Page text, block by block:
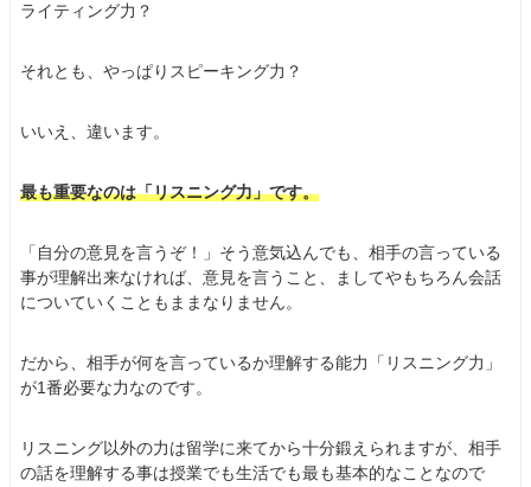
ライティング力？
それとも、やっぱりスピーキング力？
いいえ、違います。
最も重要なのは「リスニング力」です。
「自分の意見を言うぞ！」そう意気込んでも、相手の言っている
事が理解出来なければ、意見を言うこと、ましてやもちろん会話
についていくこともままなりません。
だから、相手が何を言っているか理解する能力「リスニング力」
が1番必要な力なのです。
リスニング以外の力は留学に来てから十分鍛えられますが、相手
の話を理解する事は授業でも生活でも最も基本的なことなので